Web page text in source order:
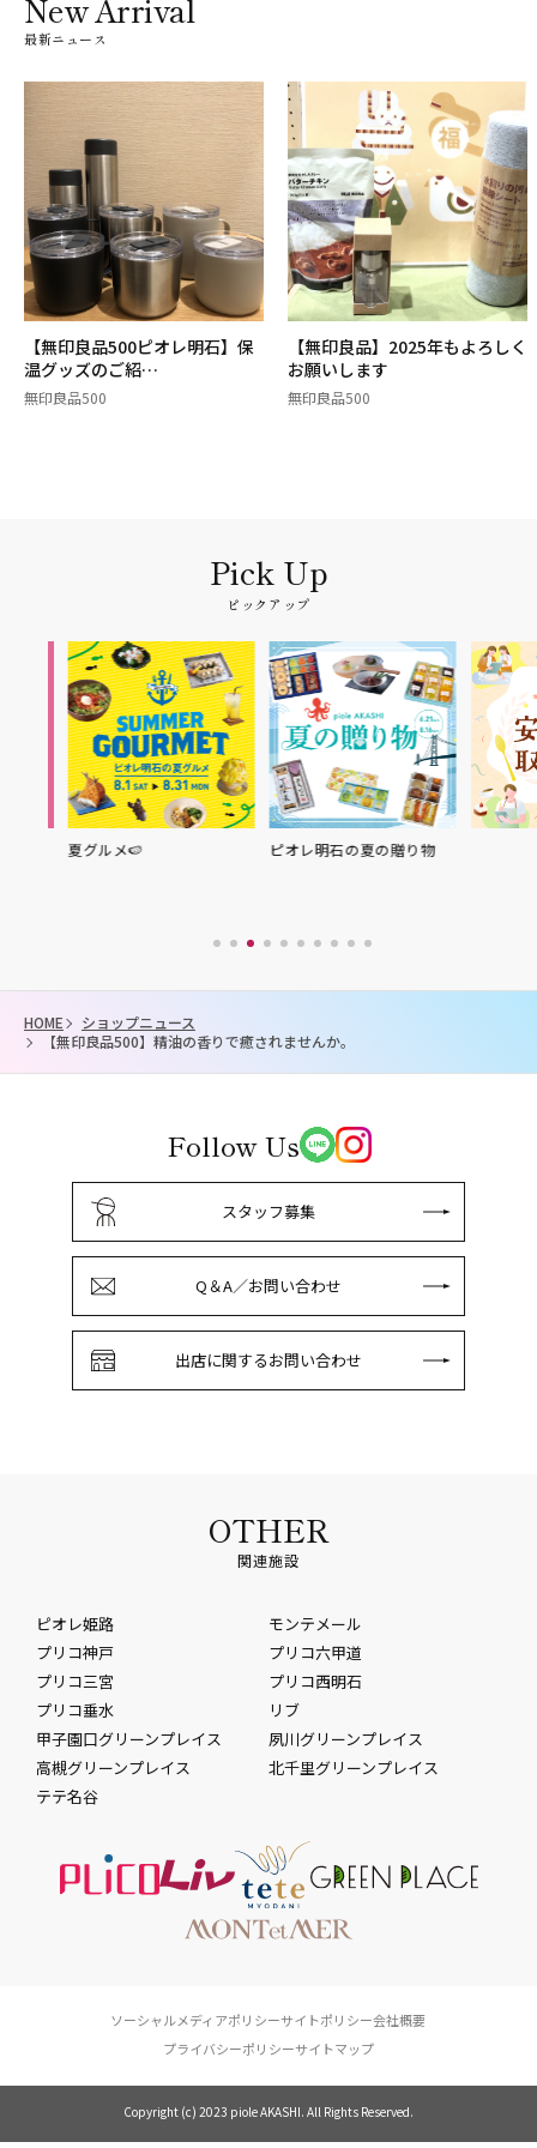
New Arrival
最新ニュース
【無印良品500ピオレ明石】保
温グッズのご紹…
無印良品500
【無印良品】2025年もよろしく
お願いします
無印良品500
ピックアップ
夏グルメ🍉 ピオレ明石の夏の贈り物
HOME
ショップニュース
【無印良品500】精油の香りで癒されませんか。
Follow Us
スタッフ募集
Q＆A／お問い合わせ
出店に関するお問い合わせ
OTHER
関連施設
ピオレ姫路
モンテメール
プリコ神戸
プリコ六甲道
プリコ三宮
プリコ西明石
プリコ垂水
リブ
甲子園口グリーンプレイス
夙川グリーンプレイス
高槻グリーンプレイス
北千里グリーンプレイス
テテ名谷
ソーシャルメディアポリシーサイトポリシー会社概要
プライバシーポリシーサイトマップ
Copyright (c) 2023 piole AKASHI. All Rights Reserved.